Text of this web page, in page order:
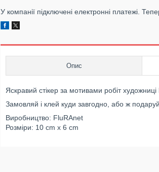
У компанії підключені електронні платежі.
Опис
Яскравий стікер за мотивами робіт
Замовляй і клей куди завгодно, або ж
Виробництво: FluRAnet
Розміри: 10 cm x 6 cm